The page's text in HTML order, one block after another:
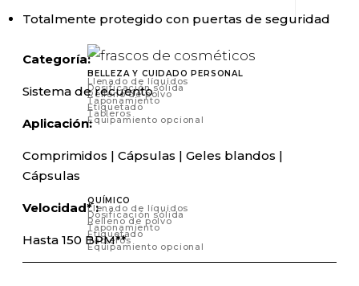
BELLEZA Y CUIDADO PERSONAL
Llenado de líquidos
Dosificación sólida
Relleno de polvo
Taponamiento
Etiquetado
Tableros
Equipamiento opcional
QUÍMICO
Llenado de líquidos
Dosificación sólida
Relleno de polvo
Taponamiento
Etiquetado
Tableros
Equipamiento opcional
Totalmente protegido con puertas de seguridad
Categoría:
Sistema de recuento
Aplicación:
Comprimidos | Cápsulas | Geles blandos |
Cápsulas
Velocidad* :
Hasta 150 BPM**